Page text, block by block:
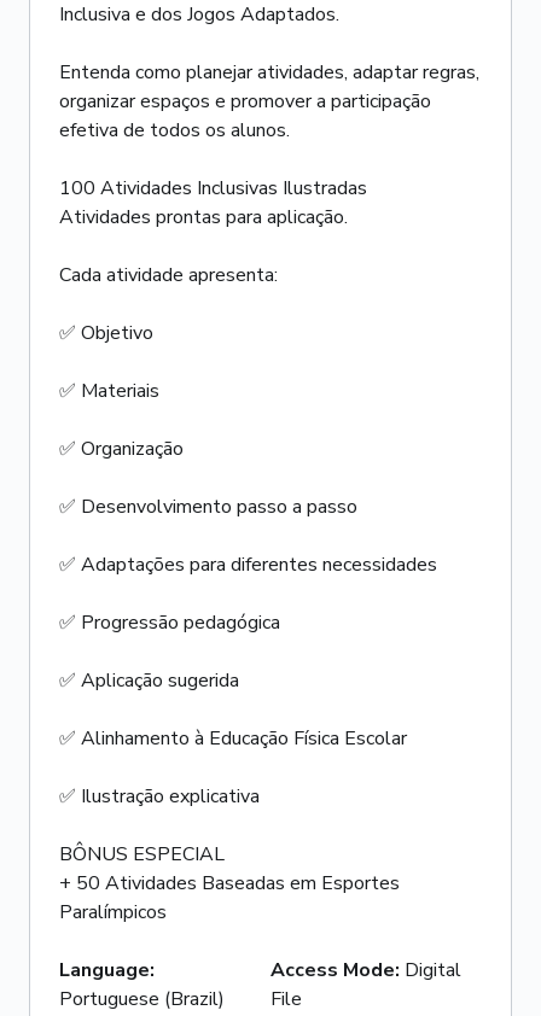
Inclusiva e dos Jogos Adaptados.
Entenda como planejar atividades, adaptar regras,
organizar espaços e promover a participação
efetiva de todos os alunos.
100 Atividades Inclusivas Ilustradas
Atividades prontas para aplicação.
Cada atividade apresenta:
✅ Objetivo
✅ Materiais
✅ Organização
✅ Desenvolvimento passo a passo
✅ Adaptações para diferentes necessidades
✅ Progressão pedagógica
✅ Aplicação sugerida
✅ Alinhamento à Educação Física Escolar
✅ Ilustração explicativa
BÔNUS ESPECIAL
+ 50 Atividades Baseadas em Esportes
Paralímpicos
Language:
Portuguese (Brazil)
Access Mode: Digital
File